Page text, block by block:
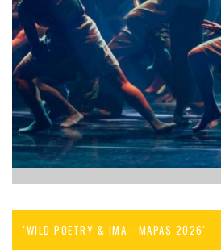
'WILD POETRY & IMA - MAPAS 2026'